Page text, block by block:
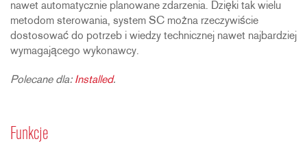
nawet automatycznie planowane zdarzenia. Dzięki tak wielu
metodom sterowania, system SC można rzeczywiście
dostosować do potrzeb i wiedzy technicznej nawet najbardziej
wymagającego wykonawcy.
Polecane dla: Installed.
Funkcje